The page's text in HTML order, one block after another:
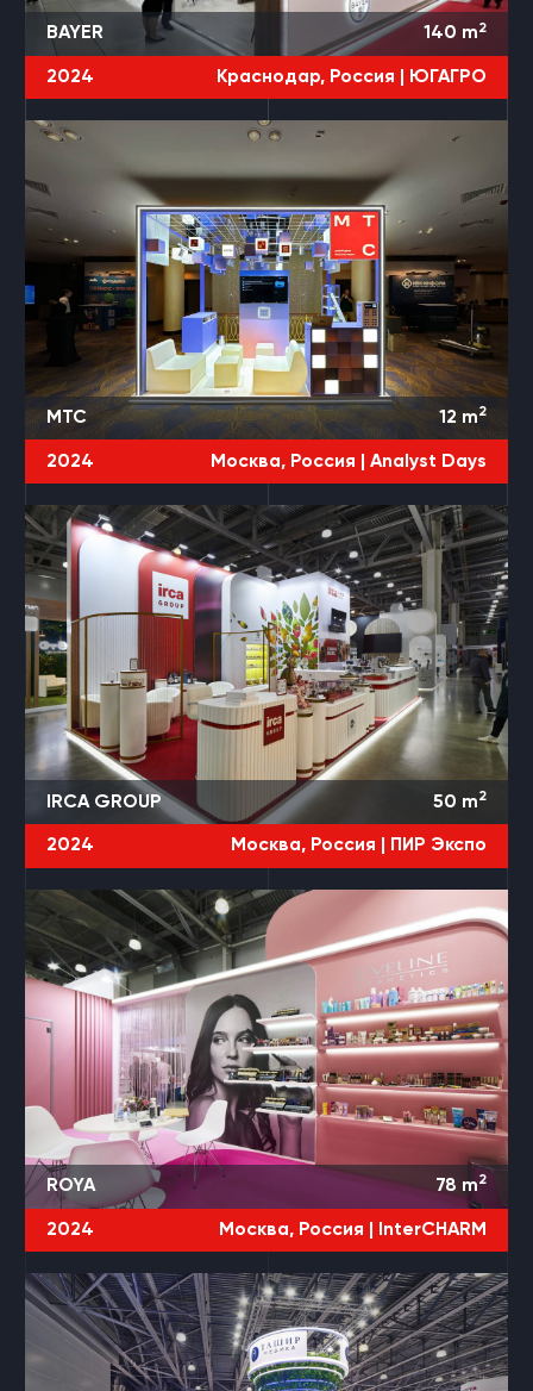
BAYER 140 m2
2024 Краснодар, Россия | ЮГАГРО
МТС 12 m2
2024 Москва, Россия | Analyst Days
IRCA GROUP 50 m2
2024 Москва, Россия | ПИР Экспо
ROYA 78 m2
2024 Москва, Россия | InterCHARM